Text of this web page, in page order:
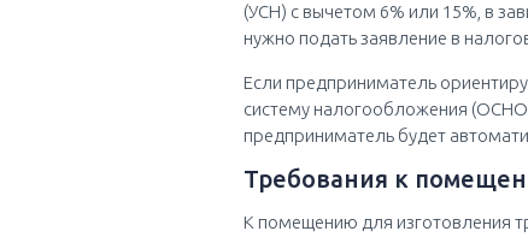
(УСН) с вычетом 6% или 15%, в
нужно подать заявление в
Если предприниматель
систему налогообложения
предприниматель будет
Требования к
К помещению для изготовления